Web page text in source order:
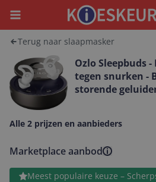
Menu
Terug naar slaapmasker
Ozlo Sleepbuds
tegen snurken -
storende
Stream je
Alle 2 prijzen en aanbieders
Marketplace aanbod
Meest populaire keuze –
Bekijk product